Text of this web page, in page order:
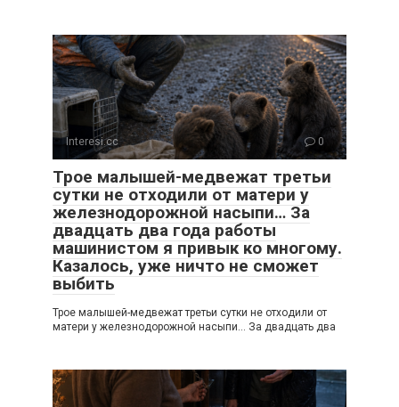
Interesi.cc 0
Трое малышей-медвежат третьи
сутки не отходили от матери у
железнодорожной насыпи… За
двадцать два года работы
машинистом я привык ко многому.
Казалось, уже ничто не сможет
выбить
Трое малышей-медвежат третьи сутки не отходили от
матери у железнодорожной насыпи… За двадцать два